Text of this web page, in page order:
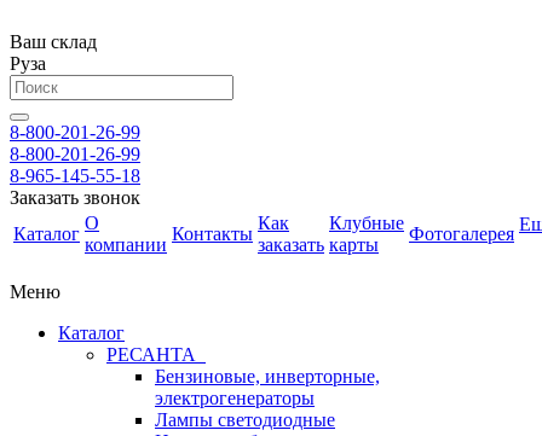
Ваш склад
Руза
8-800-201-26-99
8-800-201-26-99
8-965-145-55-18
Заказать звонок
Каталог
О
компании
Контакты
Как
заказать
Клубные
карты
Фотогалерея
Меню
Каталог
РЕСАНТА
Бензиновые, инверторные,
электрогенераторы
Лампы светодиодные